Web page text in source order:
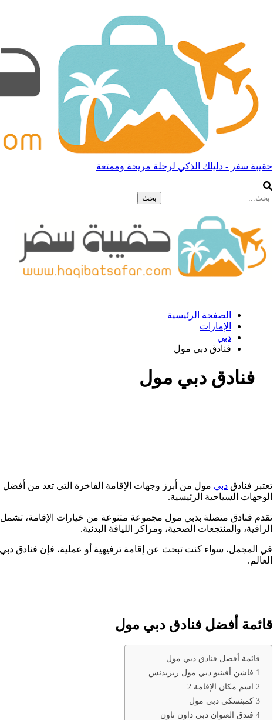
حقيبة سفر - دليلك الذكي لرحلة مريحة وممتعة
الصفحة الرئيسية
الإمارات
دبي
فنادق دبي مول
فنادق دبي مول
تعتبر فنادق دبي مول من أبرز وجهات الإقامة الفاخرة التي تعد من أفضل
الوجهات السياحية الرئيسية.
تقدم فنادق متصلة بدبي مول مجموعة متنوعة من خيارات الإقامة، تشمل
الراقية، والمنتجعات الصحية، ومراكز اللياقة البدنية.
في المجمل، سواء كنت تبحث عن إقامة ترفيهية أو عملية، فإن فنادق
العالم.
قائمة أفضل فنادق دبي مول
قائمة أفضل فنادق دبي مول
1 فاشن أفينيو دبي مول ريزيدنس
2 اسم مكان الإقامة 2
3 كمبنسكي دبي مول
4 فندق العنوان دبي داون تاون